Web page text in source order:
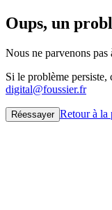
Oups, un
Nous ne parvenons pas
Si le problème persiste,
digital@foussier.fr
Réessayer Retour à la